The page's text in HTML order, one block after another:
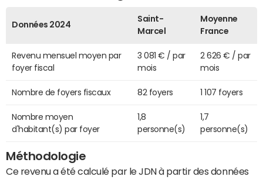
Données 2024
Saint-
Marcel
Moyenne
France
Revenu mensuel moyen par
foyer fiscal
3 081 € / par
mois
2 626 € / par
mois
Nombre de foyers fiscaux 82 foyers 1 107 foyers
Nombre moyen
d'habitant(s) par foyer
1,8
personne(s)
1,7
personne(s)
Méthodologie
Ce revenu a été calculé par le JDN à partir des données